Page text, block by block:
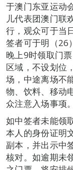
于澳门东亚运动
儿代表团澳门联
行，观众可于当
签者可于明（26
晚上9时领取门
区域，不设划位
场，中途离场不
物、饮料、移动
众注意入场事项。
如中签者未能领
本人的身份证明
副本，并出示中
核对。如逾期未